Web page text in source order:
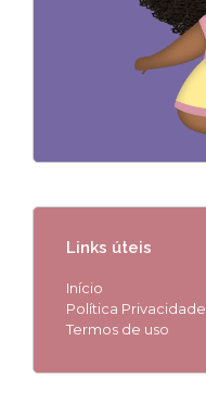
Links úteis
Início
Política Privacidade
Termos de uso